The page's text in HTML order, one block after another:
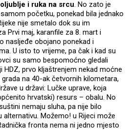
i ruka na srcu. No zato je
početku, ponekad bila jednako
nije smetalo dok su im
Prvi maj, karanfile za 8. mart i
nasljeđe obojano ponekad i
U isto to vrijeme, pa čak i kad su
su samo bespomoćno gledali
HDZ, prvo kljaštrenjem nekad moćne
na 40-ak četvornih kilometara,
u državi: Lučke uprave, koja
hrvatski) resurs – obalu. No
nemaju sluha, pa nije bilo
Možemo! u Rijeci može
fronta nema ni jedno mjesto